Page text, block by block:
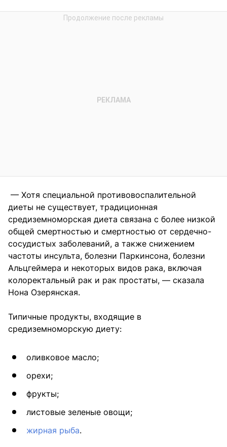
— Хотя специальной противовоспалительной
диеты не существует, традиционная
средиземноморская диета связана с более низкой
общей смертностью и смертностью от сердечно-
сосудистых заболеваний, а также снижением
частоты инсульта, болезни Паркинсона, болезни
Альцгеймера и некоторых видов рака, включая
колоректальный рак и рак простаты, — сказала
Нона Озерянская.
Типичные продукты, входящие в
средиземноморскую диету:
оливковое масло;
орехи;
фрукты;
листовые зеленые овощи;
жирная рыба.